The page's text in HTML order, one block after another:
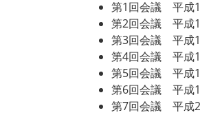
第1回会議 平成
第2回会議 平成
第3回会議 平成
第4回会議 平成
第5回会議 平成
第6回会議 平成
第7回会議 平成